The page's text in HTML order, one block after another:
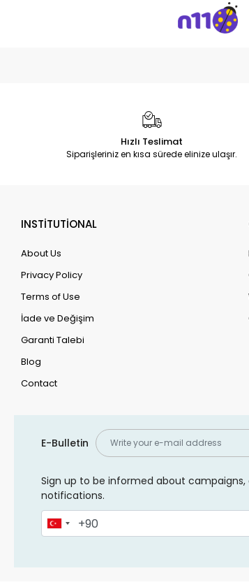
Hızlı Teslimat
Siparişleriniz en kısa sürede elinize ulaşır.
INSTİTUTİONAL
About Us
Privacy Policy
Terms of Use
İade ve Değişim
Garanti Talebi
Blog
Contact
E-Bulletin
Sign up to be informed about
notifications.